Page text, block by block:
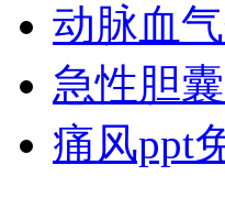
动脉血
急性胆
痛风ppt